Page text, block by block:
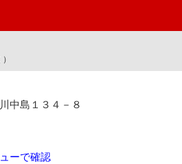
中島１３４－８
ーで確認